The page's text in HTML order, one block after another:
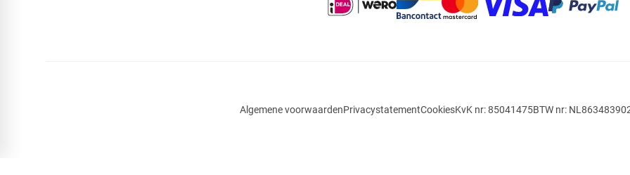
Algemene voorwaardenPrivacystatementCookiesKvK nr: 85041475BTW nr: